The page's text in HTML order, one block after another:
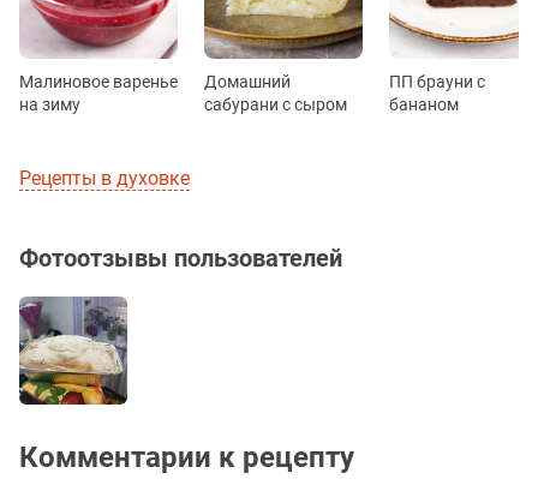
Малиновое варенье
на зиму
Домашний
сабурани с сыром
ПП брауни с
бананом
Рецепты в духовке
Фотоотзывы пользователей
Комментарии к рецепту